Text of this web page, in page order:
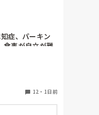
症、パーキン
食事が自立が難
にして、ご自
とスプーンを
、おにぎり同
あるのですが、
ご飯は、おにぎ
12 ・ 1日前